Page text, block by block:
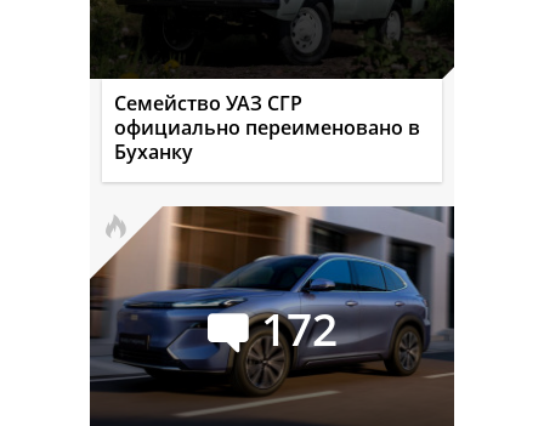
Семейство УАЗ СГР
официально переименовано в
Буханку
172